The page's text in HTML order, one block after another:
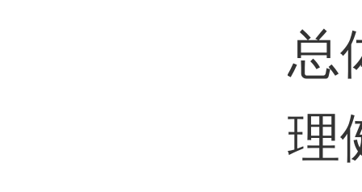
总
理